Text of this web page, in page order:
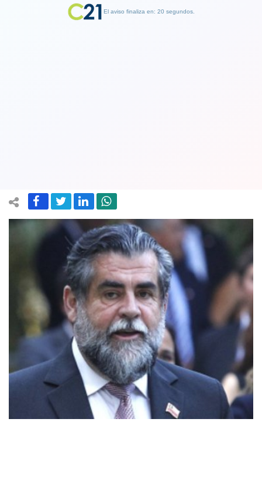
El aviso finaliza en: 19 segundos.